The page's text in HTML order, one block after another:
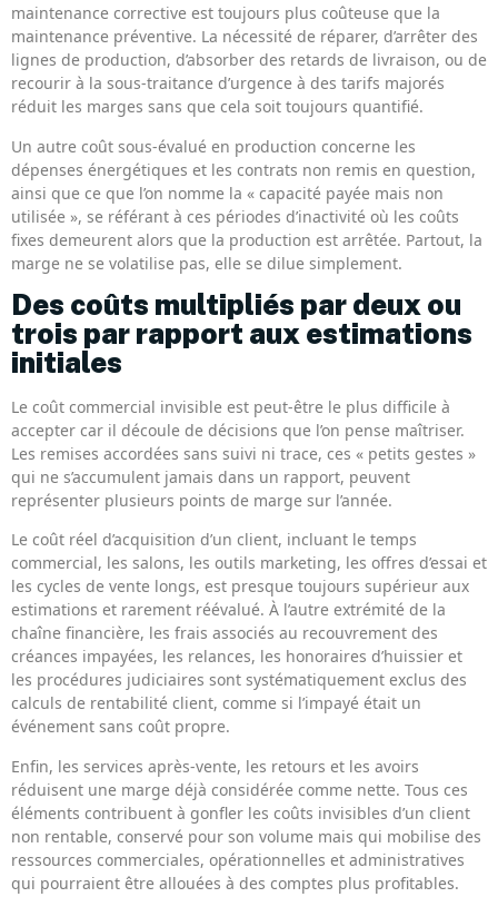
maintenance corrective est toujours plus coûteuse que la
maintenance préventive. La nécessité de réparer, d’arrêter des
lignes de production, d’absorber des retards de livraison, ou de
recourir à la sous-traitance d’urgence à des tarifs majorés
réduit les marges sans que cela soit toujours quantifié.
Un autre coût sous-évalué en production concerne les
dépenses énergétiques et les contrats non remis en question,
ainsi que ce que l’on nomme la « capacité payée mais non
utilisée », se référant à ces périodes d’inactivité où les coûts
fixes demeurent alors que la production est arrêtée. Partout, la
marge ne se volatilise pas, elle se dilue simplement.
Des coûts multipliés par deux ou
trois par rapport aux estimations
initiales
Le coût commercial invisible est peut-être le plus difficile à
accepter car il découle de décisions que l’on pense maîtriser.
Les remises accordées sans suivi ni trace, ces « petits gestes »
qui ne s’accumulent jamais dans un rapport, peuvent
représenter plusieurs points de marge sur l’année.
Le coût réel d’acquisition d’un client, incluant le temps
commercial, les salons, les outils marketing, les offres d’essai et
les cycles de vente longs, est presque toujours supérieur aux
estimations et rarement réévalué. À l’autre extrémité de la
chaîne financière, les frais associés au recouvrement des
créances impayées, les relances, les honoraires d’huissier et
les procédures judiciaires sont systématiquement exclus des
calculs de rentabilité client, comme si l’impayé était un
événement sans coût propre.
Enfin, les services après-vente, les retours et les avoirs
réduisent une marge déjà considérée comme nette. Tous ces
éléments contribuent à gonfler les coûts invisibles d’un client
non rentable, conservé pour son volume mais qui mobilise des
ressources commerciales, opérationnelles et administratives
qui pourraient être allouées à des comptes plus profitables.